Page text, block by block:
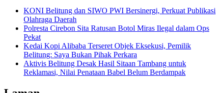
KONI Belitung dan SIWO PWI Bersinergi, Perkuat Publikasi
Olahraga Daerah
Polresta Cirebon Sita Ratusan Botol Miras Ilegal dalam Ops
Pekat
Kedai Kopi Alibaba Terseret Objek Eksekusi, Pemilik
Belitung: Saya Bukan Pihak Perkara
Aktivis Belitung Desak Hasil Sitaan Tambang untuk
Reklamasi, Nilai Penataan Babel Belum Berdampak